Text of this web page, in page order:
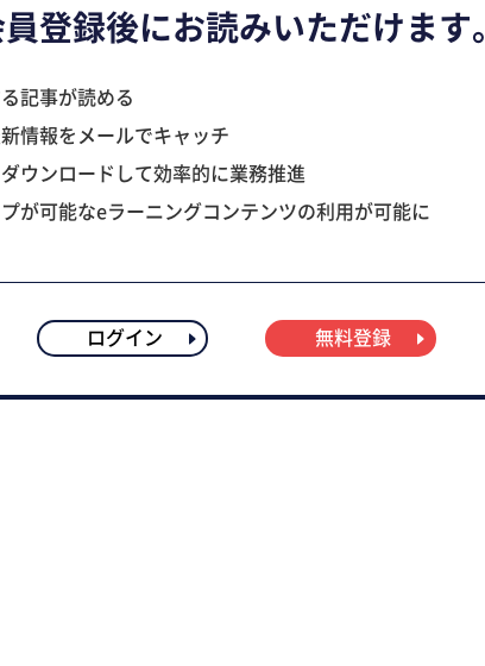
登録後にお読みいただけます。
記事が読める
情報をメールでキャッチ
ウンロードして効率的に業務推進
が可能なeラーニングコンテンツの利用が可能に
ログイン 無料登録